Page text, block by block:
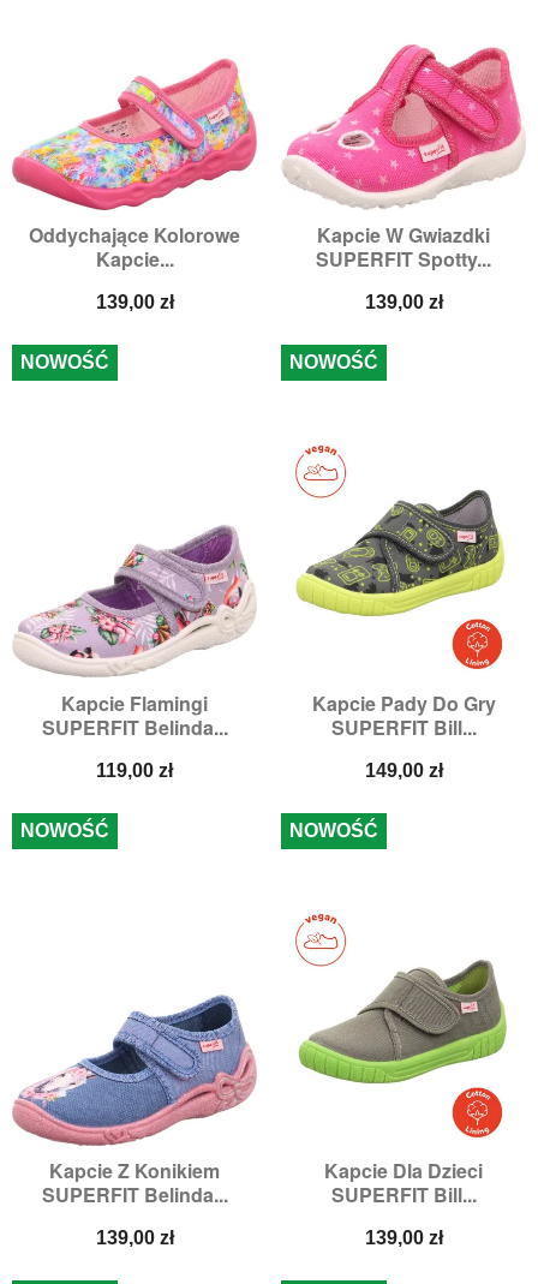
Oddychające Kolorowe
Kapcie...
Cena
139,00 zł
Kapcie W Gwiazdki
SUPERFIT Spotty...
Cena
139,00 zł
Kapcie Flamingi
SUPERFIT Belinda...
Cena
119,00 zł
NOWOŚĆ
Kapcie Pady Do Gry
SUPERFIT Bill...
Cena
149,00 zł
NOWOŚĆ
Kapcie Z Konikiem
SUPERFIT Belinda...
Cena
139,00 zł
NOWOŚĆ
Kapcie Dla Dzieci
SUPERFIT Bill...
Cena
139,00 zł
NOWOŚĆ